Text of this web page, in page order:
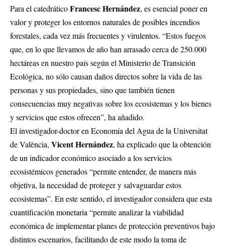
Para el catedráticoFrancesc Hernández, es esencial poner en
valor y proteger los entornos naturales de posibles incendios
forestales, cada vez más frecuentes y virulentos. “Estos fuegos
que, en lo que llevamos de año han arrasado cerca de 250.000
hectáreas en nuestro país según el Ministerio de Transición
Ecológica, no sólo causan daños directos sobre la vida de las
personas y sus propiedades, sino que también tienen
consecuencias muy negativas sobre los ecosistemas y los bienes
y servicios que estos ofrecen”, ha añadido.
El investigador-doctor en Economía del Agua de la Universitat
de València, Vicent Hernández, ha explicado que la obtención
de un indicador económico asociado a los servicios
ecosistémicos generados “permite entender, de manera más
objetiva, la necesidad de proteger y salvaguardar estos
ecosistemas”. En este sentido, el investigador considera que esta
cuantificación monetaria “permite analizar la viabilidad
económica de implementar planes de protección preventivos bajo
distintos escenarios, facilitando de este modo la toma de